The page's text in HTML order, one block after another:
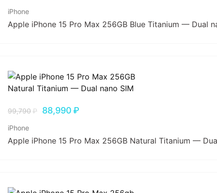
iPhone
Apple iPhone 15 Pro Max 256GB Blue Titanium — Dual
99,790₽ 88,990₽
iPhone
Apple iPhone 15 Pro Max 256GB Natural Titanium —